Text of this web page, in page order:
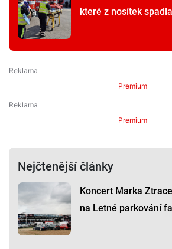
které z nosítek
Premium
Premium
Nejčtenější články
Koncert Marka
na Letné parkování